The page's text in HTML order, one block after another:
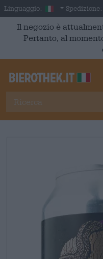
Skip to main content
Linguaggio: Italian
Spedizione:
Il negozio è
Pertanto, al